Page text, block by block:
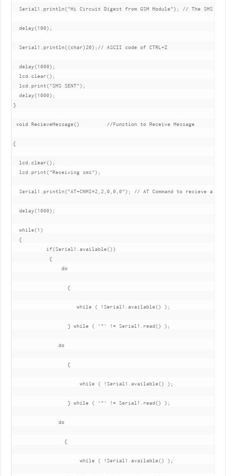
Serial1.println("Hi Circuit Digest from GSM Module"); // The SMS
delay(100);
Serial1.println((char)26);// ASCII code of CTRL+Z
delay(1000);
lcd.clear();
lcd.print("SMS SENT");
delay(1000);
}
void RecieveMessage()         //Function to Receive Message
{
lcd.clear();
lcd.print("Receiving sms");
Serial1.println("AT+CNMI=2,2,0,0,0"); // AT Command to recieve a live
delay(1000);
while(1)
{
if(Serial1.available())
{
do
{
while ( !Serial1.available() );
} while ( '"' != Serial1.read() );
do
{
while ( !Serial1.available() );
} while ( '"' != Serial1.read() );
do
{
while ( !Serial1.available() );